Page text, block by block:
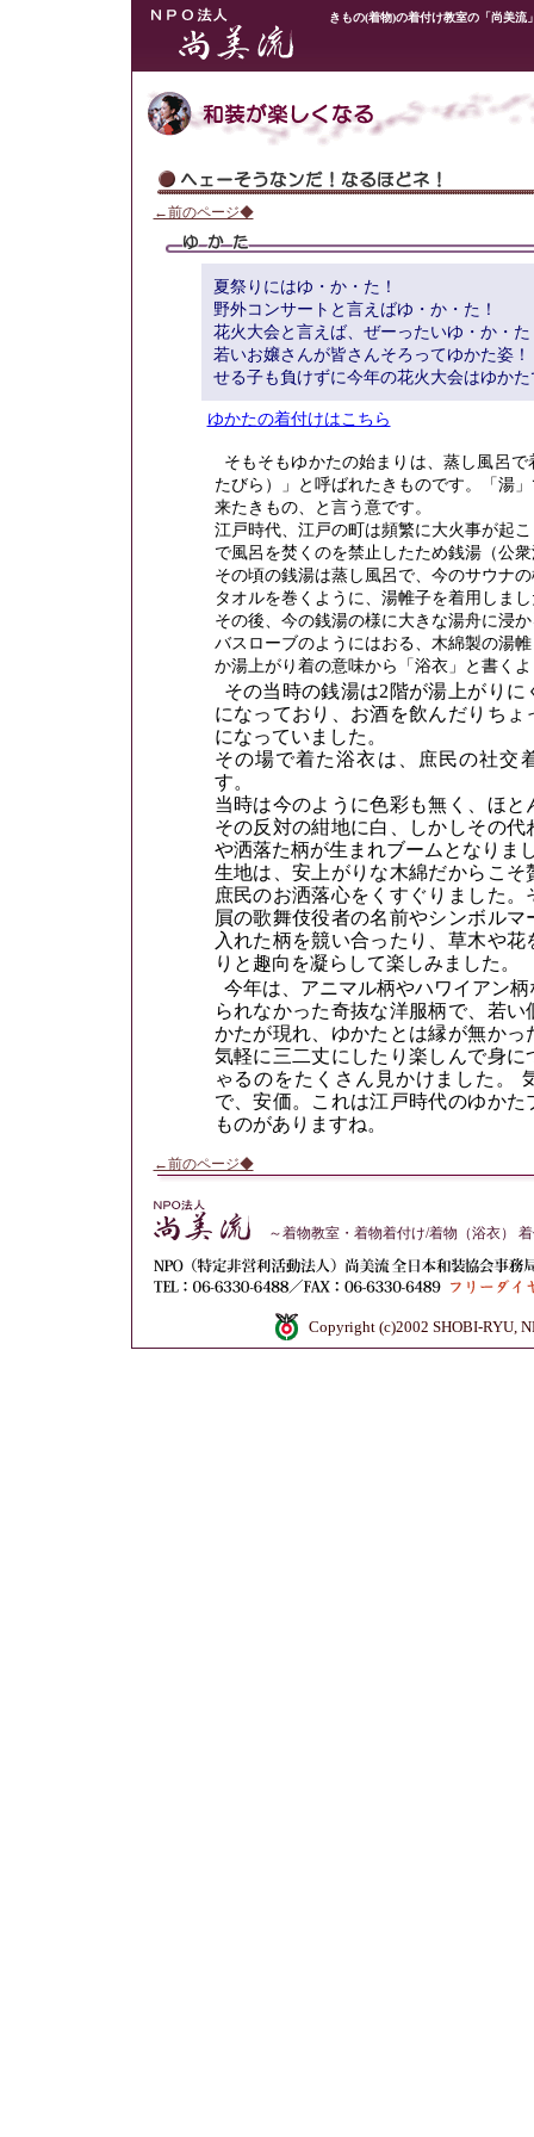
きもの(着物)の着付け教室の「尚美流
←前のページ◆
夏祭りにはゆ・か・た！
野外コンサートと言えばゆ・か・た！
花火大会と言えば、ぜーったいゆ・か・た
若いお嬢さんが皆さんそろってゆかた姿！
せる子も負けずに今年の花火大会はゆか
ゆかたの着付けはこちら
そもそもゆかたの始まりは、蒸し風呂
たびら）」と呼ばれたきものです。「湯
来たきもの、と言う意です。
江戸時代、江戸の町は頻繁に大火事が起
で風呂を焚くのを禁止したため銭湯（公
その頃の銭湯は蒸し風呂で、今のサウナ
タオルを巻くように、湯帷子を着用しま
その後、今の銭湯の様に大きな湯舟に浸
バスローブのようにはおる、木綿製の湯
か湯上がり着の意味から「浴衣」と書く
その当時の銭湯は2階が湯上がりに
になっており、お酒を飲んだりちょ
になっていました。
その場で着た浴衣は、庶民の社交
す。
当時は今のように色彩も無く、ほと
その反対の紺地に白、しかしその代
や洒落た柄が生まれブームとなりま
生地は、安上がりな木綿だからこそ
庶民のお洒落心をくすぐりました。
屓の歌舞伎役者の名前やシンボルマ
入れた柄を競い合ったり、草木や花
りと趣向を凝らして楽しみました。
今年は、アニマル柄やハワイアン
られなかった奇抜な洋服柄で、若い
かたが現れ、ゆかたとは縁が無かっ
気軽に三二丈にしたり楽しんで身に
ゃるのをたくさん見かけました。
で、安価。これは江戸時代のゆかた
ものがありますね。
←前のページ◆
～着物教室・着物着付け/着物（浴衣）
Copyright (c)2002 SHOBI-RYU,